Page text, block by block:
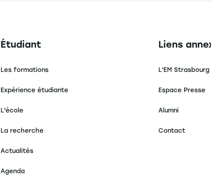
Navigation principale footer
Étudiant
Les formations
Expérience étudiante
L'école
La recherche
Actualités
Agenda
Navigation
Liens
L'EM
Espace Presse
Alumni
Contact